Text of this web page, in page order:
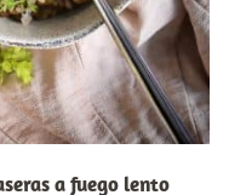
a fuego lento